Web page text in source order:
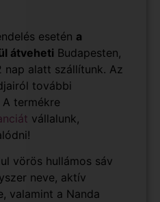
esetén a
átveheti Budapesten,
nap alatt szállítunk. Az
további
A termékre
vállalunk,
vörös hullámos sáv
neve, aktív
valamint a Nanda